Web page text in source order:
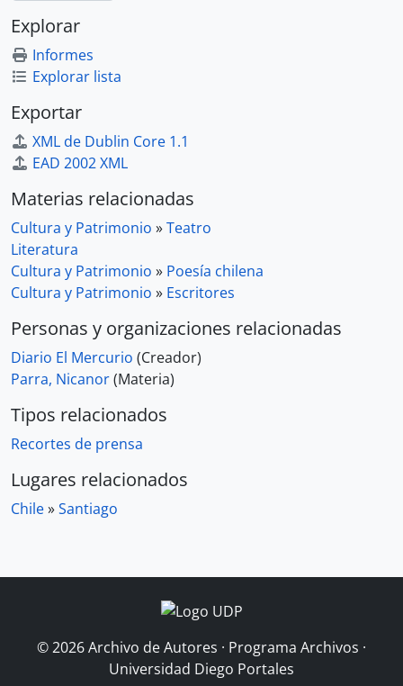
Explorar
Informes
Explorar lista
Exportar
XML de Dublin Core 1.1
EAD 2002 XML
Materias relacionadas
Cultura y Patrimonio »Teatro
Literatura
Cultura y Patrimonio » Poesía chilena
Cultura y Patrimonio » Escritores
Personas y organizaciones relacionadas
Diario El Mercurio (Creador)
Parra, Nicanor(Materia)
Tipos relacionados
Recortes de prensa
Lugares relacionados
Chile»Santiago
© 2026 Archivo de Autores · Programa Archivos ·
Universidad Diego Portales